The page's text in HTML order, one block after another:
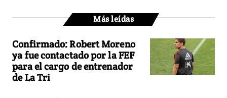
Más leídas
Confirmado: Robert Moreno
ya fue contactado por la FEF
para el cargo de entrenador
de La Tri